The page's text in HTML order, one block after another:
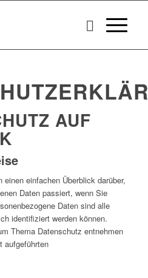
AUF
einen einfachen Überblick darüber,
Daten passiert, wenn Sie
Daten sind alle
identifiziert werden können.
Thema Datenschutz entnehmen
aufgeführten